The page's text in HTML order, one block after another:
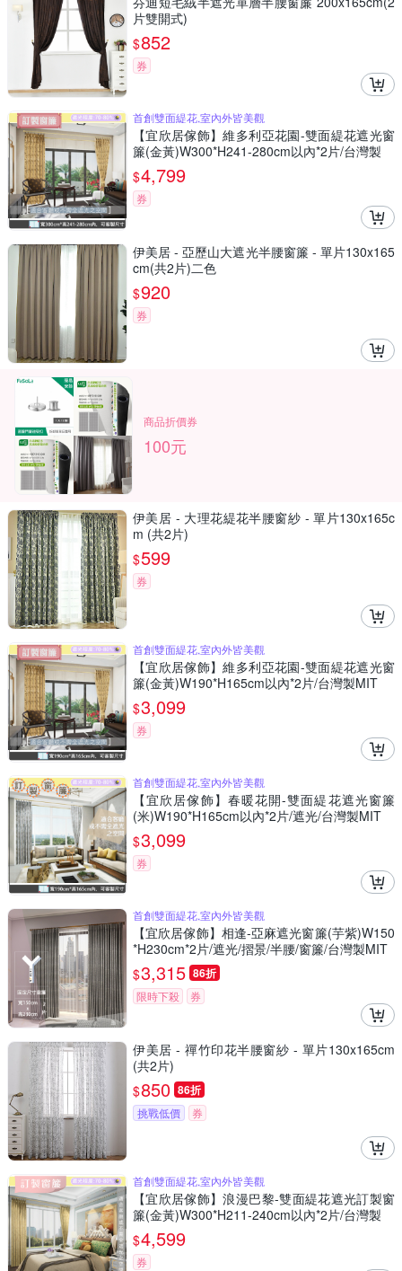
片雙開式)
$852
券
首創雙面緹花,室內外皆美觀
【宜欣居傢飾】維多利亞花園-雙面緹花遮光窗
簾(金黃)W300*H241-280cm以內*2片/台灣製
$4,799
券
伊美居 - 亞歷山大遮光半腰窗簾 - 單片130x165
cm(共2片)二色
$920
券
商品折價券
100元
伊美居 - 大理花緹花半腰窗紗 - 單片130x165c
m (共2片)
$599
券
首創雙面緹花,室內外皆美觀
【宜欣居傢飾】維多利亞花園-雙面緹花遮光窗
簾(金黃)W190*H165cm以內*2片/台灣製MIT
$3,099
券
首創雙面緹花,室內外皆美觀
【宜欣居傢飾】春暖花開-雙面緹花遮光窗簾
(米)W190*H165cm以內*2片/遮光/台灣製MIT
$3,099
券
首創雙面緹花,室內外皆美觀
【宜欣居傢飾】相逢-亞麻遮光窗簾(芋紫)W150
*H230cm*2片/遮光/摺景/半腰/窗簾/台灣製MIT
$3,315 86折
限時下殺 券
伊美居 - 禪竹印花半腰窗紗 - 單片130x165cm
(共2片)
$850 86折
挑戰低價 券
首創雙面緹花,室內外皆美觀
【宜欣居傢飾】浪漫巴黎-雙面緹花遮光訂製窗
簾(金黃)W300*H211-240cm以內*2片/台灣製
$4,599
券